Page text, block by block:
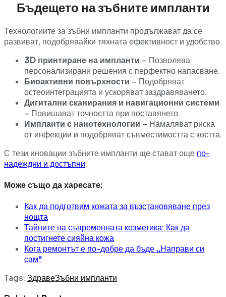
Бъдещето на зъбните импланти
Технологиите за зъбни импланти продължават да се
развиват, подобрявайки тяхната ефективност и удобство.
3D принтиране на импланти – Позволява
персонализирани решения с перфектно напасване.
Биоактивни повърхности – Подобряват
остеоинтеграцията и ускоряват заздравяването.
Дигитални сканирания и навигационни системи
– Повишават точността при поставянето.
Импланти с нанотехнологии – Намаляват риска
от инфекции и подобряват съвместимостта с костта.
С тези иновации зъбните импланти ще стават още по-
надеждни и достъпни.
Може също да харесате:
Как да подготвим кожата за възстановяване през
нощта
Тайните на съвременната козметика: Как да
постигнете сияйна кожа
Кога ремонтът е по-добре да бъде „Направи си
сам“
Tags: ЗдравеЗъбни импланти